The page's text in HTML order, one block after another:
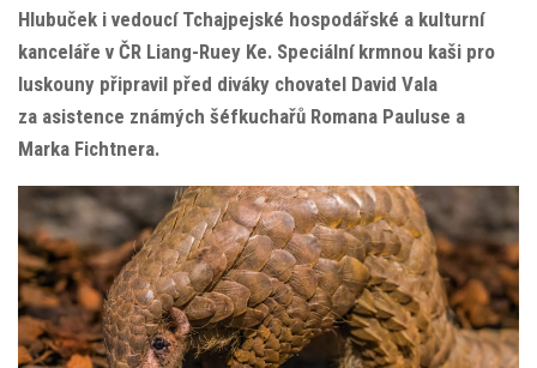
Hlubuček i vedoucí Tchajpejské hospodářské a kulturní
kanceláře v ČR Liang-Ruey Ke. Speciální krmnou kaši pro
luskouny připravil před diváky chovatel David Vala
za asistence známých šéfkuchařů Romana Pauluse a
Marka Fichtnera.